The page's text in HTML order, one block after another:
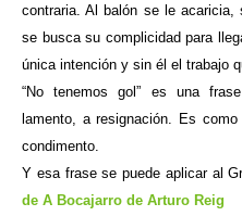
contraria. Al balón se le
se busca su complicidad para
única intención y sin él el trabajo
“No tenemos gol” es una
lamento, a resignación. Es
condimento.
Y esa frase se puede aplicar al
de A Bocajarro de Arturo Reig